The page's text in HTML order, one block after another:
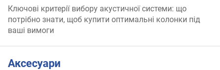
Ключові критерії вибору акустичної системи: що
потрібно знати, щоб купити оптимальні колонки під
ваші вимоги
Аксесуари